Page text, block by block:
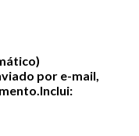
por e-mail,